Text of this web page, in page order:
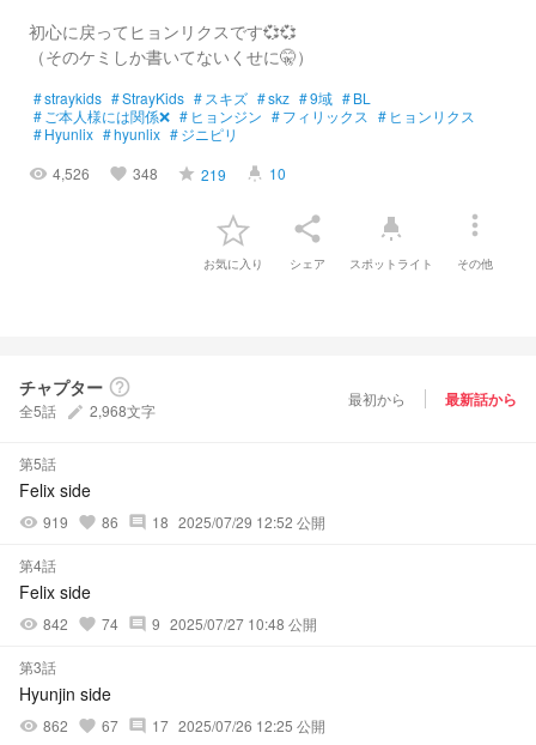
初心に戻ってヒョンリクスです💞💞
（そのケミしか書いてないくせに🤫）
#straykids #StrayKids # スキズ #skz #9域 #BL
# ご本人様には関係❌ # ヒョンジン #フィリックス # ヒョンリクス
#Hyunlix #hyunlix #ジニピリ
visibility 4,526 favorite 348 grade 219 highlight 10
お気に入り
share
シェア
highlight
スポットライト
more_vert
その他
チャプター help_outline
全5話 create 2,968文字
最初から 最新話から
第5話
Felix side
visibility 919 favorite 86 comment 18 2025/07/29 12:52 公開
第4話
Felix side
visibility 842 favorite 74 comment 9 2025/07/27 10:48 公開
第3話
Hyunjin side
visibility 862 favorite 67 comment 17 2025/07/26 12:25 公開